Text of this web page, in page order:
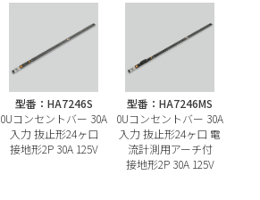
型番：HA7246S
0Uコンセントバー 30A
入力 抜止形24ヶ口
接地形2P 30A 125V
型番：HA7246MS
0Uコンセントバー 30A
入力 抜止形24ヶ口 電
流計測用アーチ付
接地形2P 30A 125V